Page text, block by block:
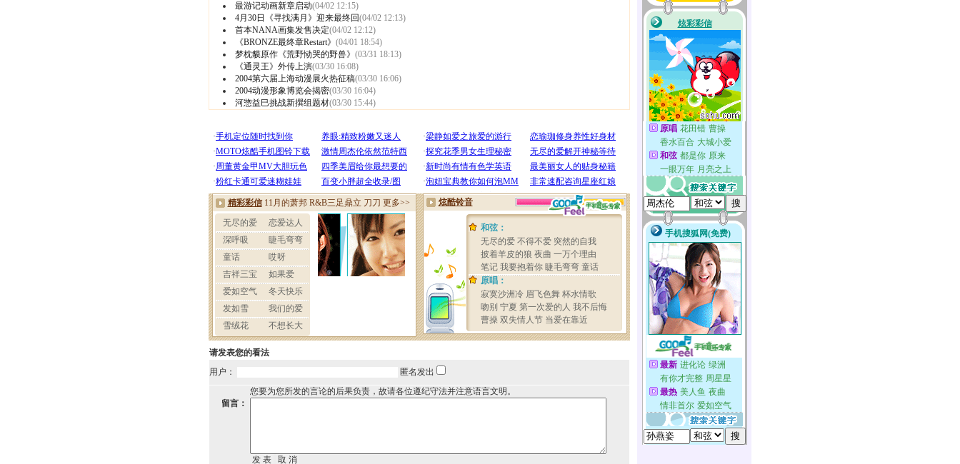
最游记动画新章启动(04/02 12:15)
4月30日《寻找满月》迎来最终回(04/02 12:13)
首本NANA画集发售决定(04/02 12:12)
《BRONZE最终章Restart》 (04/01 18:54)
梦枕貘原作《荒野恸哭的野兽》 (03/31 18:13)
《通灵王》外传上演(03/30 16:08)
2004第六届上海动漫展火热征稿(03/30 16:06)
2004动漫形象博览会揭密(03/30 16:04)
河惣益巳挑战新撰组题材(03/30 15:44)
请发表您的看法
用户：
匿名发出
您要为您所发的言论的后果负责，故请各位遵纪守法并注意语言文明。
留言：